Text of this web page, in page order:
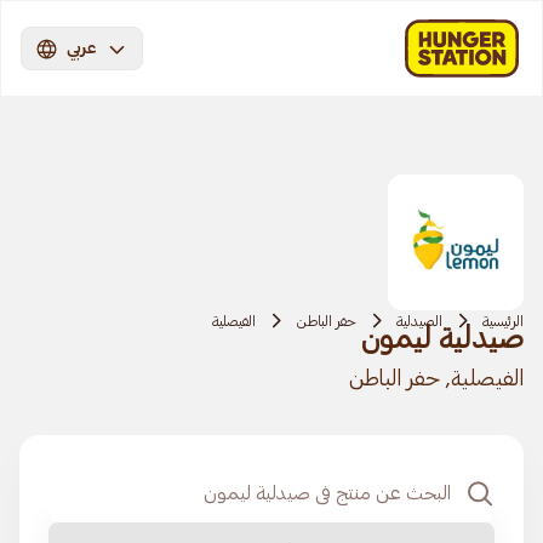
عربي
الرئيسية الصيدلية حفر الباطن الفيصلية
صيدلية ليمون
الفيصلية, حفر الباطن